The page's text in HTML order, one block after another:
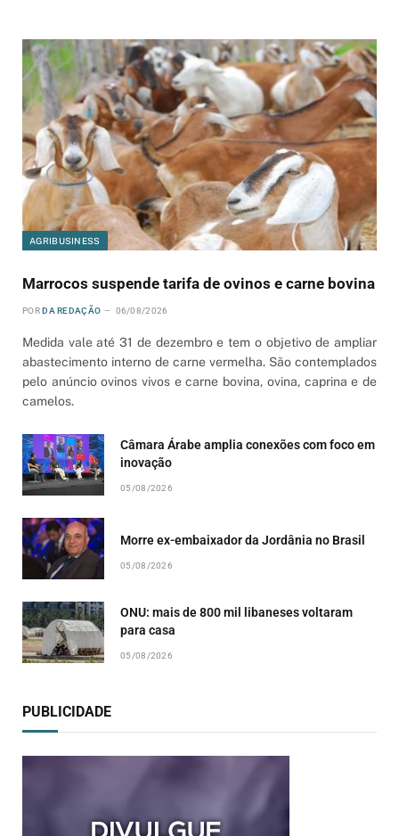
AGRIBUSINESS
Marrocos suspende tarifa de ovinos e carne bovina
POR DA REDAÇÃO 06/08/2026
Medida vale até 31 de dezembro e tem o objetivo de ampliar
abastecimento interno de carne vermelha. São contemplados
pelo anúncio ovinos vivos e carne bovina, ovina, caprina e de
camelos.
Câmara Árabe amplia conexões com foco em
inovação
05/08/2026
Morre ex-embaixador da Jordânia no Brasil
05/08/2026
ONU: mais de 800 mil libaneses voltaram
para casa
05/08/2026
PUBLICIDADE